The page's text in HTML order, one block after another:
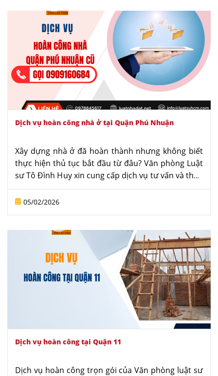
Dịch vụ hoàn công nhà ở tại Quận Phú Nhuận
Xây dựng nhà ở đã hoàn thành nhưng không biết
thực hiện thủ tục bắt đầu từ đâu? Văn phòng Luật
sư Tô Đình Huy xin cung cấp dịch vụ tư vấn và thực
hiện thủ tục hoàn công nhà ở tại Quận Phú Nhuận,
giúp khách hàng hoàn tất hồ sơ nhanh gọn, đúng
05/02/2026
Dịch vụ hoàn công tại Quận 11
Dịch vụ hoàn công trọn gói của Văn phòng luật sư